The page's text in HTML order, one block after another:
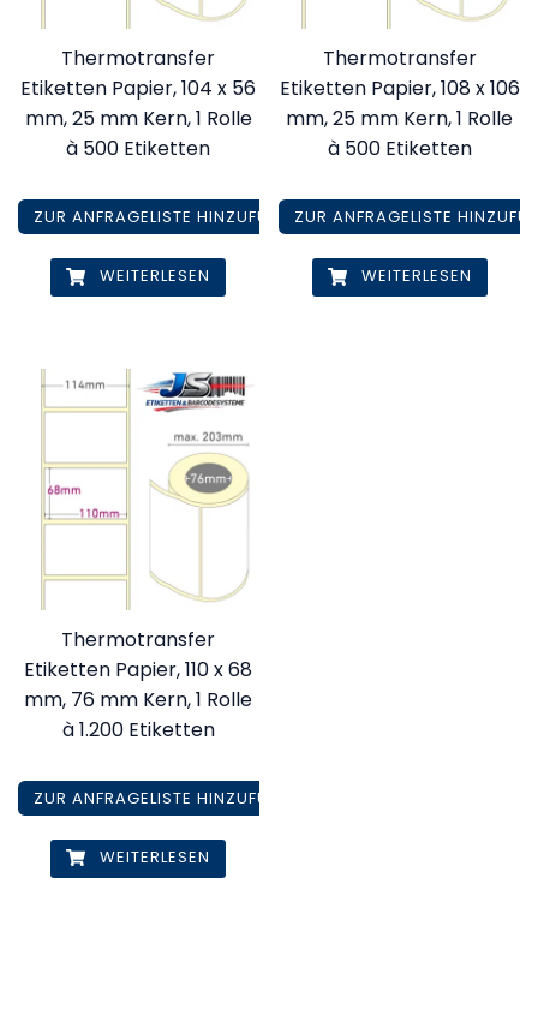
Thermotransfer
Etiketten Papier, 104 x 56
mm, 25 mm Kern, 1 Rolle
à 500 Etiketten
ZUR ANFRAGELISTE HINZUFÜGEN
WEITERLESEN
Thermotransfer
Etiketten Papier, 108 x 106
mm, 25 mm Kern, 1 Rolle
à 500 Etiketten
ZUR ANFRAGELISTE
WEITERLESEN
Thermotransfer
Etiketten Papier, 110 x 68
mm, 76 mm Kern, 1 Rolle
à 1.200 Etiketten
ZUR ANFRAGELISTE HINZUFÜGEN
WEITERLESEN